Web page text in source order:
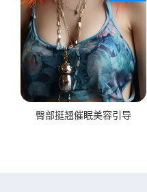
臀部挺翘催眠美容引导